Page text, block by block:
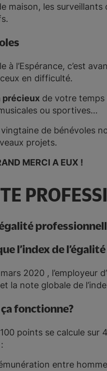
maison, les
à l’Espérance, c’est
en difficulté.
précieux de votre
ou sportives…
de bénévoles
projets.
MERCI A EUX !
l’index de
2020 , l’employeur
la note globale de
fonctionne?
100 points se calcule
entre